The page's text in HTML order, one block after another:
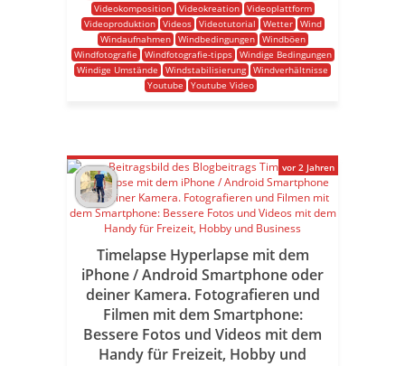
Videokomposition
Videokreation
Videoplattform
Videoproduktion
Videos Videotutorial Wetter
Wind
Windaufnahmen
Windbedingungen
Windböen
Windfotografie
Windfotografie-tipps
Windige Bedingungen
Windige Umstände
Windstabilisierung Windverhältnisse
Youtube
Youtube Video
Timelapse Hyperlapse mit dem
iPhone / Android Smartphone oder
deiner Kamera. Fotografieren und
Filmen mit dem Smartphone:
Bessere Fotos und Videos mit dem
Handy für Freizeit, Hobby und
vor 2 Jahren